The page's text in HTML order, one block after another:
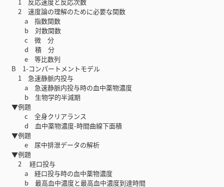
2 速度論の理解のために必要な関数
a 指数関数
b 対数関数
c 微 分
d 積 分
e 等比数列
B 1-コンパートメントモデル
1 急速静脈内投与
a 急速静脈内投与時の血中薬物濃度
b 生物学的半減期
▼例題
c 全身クリアランス
d 血中薬物濃度-時間曲線下面積
▼例題
e 尿中排泄データの解析
▼例題
2 経口投与
a 経口投与時の血中薬物濃度
b 最高血中濃度と最高血中濃度到達時間